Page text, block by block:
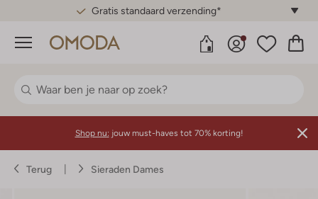
Gratis standaard verzending*
Menu
Shop nu: jouw must-haves tot 70% korting!
Terug Sieraden Dames